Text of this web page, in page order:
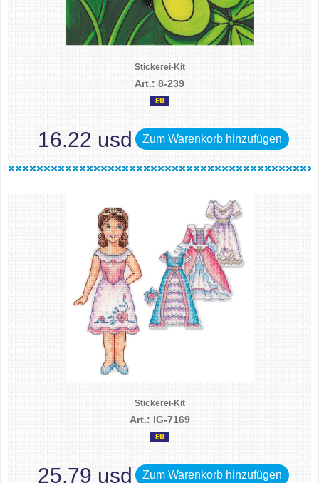
Stickerei-Kit
Art.: 8-239
16.22 usd Zum Warenkorb hinzufügen
Stickerei-Kit
Art.: IG-7169
25.79 usd Zum Warenkorb hinzufügen